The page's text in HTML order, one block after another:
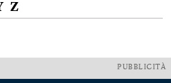
Z
PUBBLICITÀ